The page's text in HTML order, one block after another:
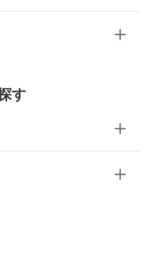
す